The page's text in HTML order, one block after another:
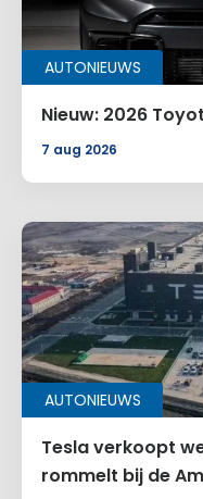
AUTONIEUWS
Nieuw: 2026
7 aug 2026
AUTONIEUWS
Tesla verkoopt
rommelt bij de